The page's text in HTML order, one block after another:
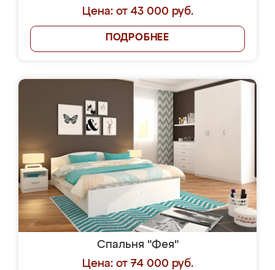
Цена: от 43 000 руб.
ПОДРОБНЕЕ
Спальня "Фея"
Цена: от 74 000 руб.